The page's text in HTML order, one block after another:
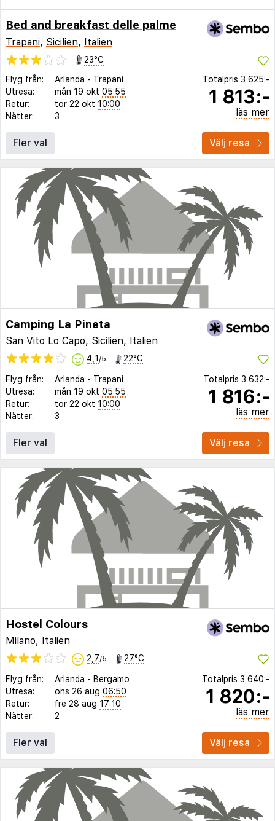
Bed and breakfast delle palme
Trapani, Sicilien, Italien
23°C
Flyg från:
Arlanda - Trapani
Utresa:
mån 19 okt 05:55
Retur:
tor 22 okt 10:00
Nätter:
3
Totalpris 3 625:-
1 813:-
läs mer
Fler val Välj resa
Camping La Pineta
San Vito Lo Capo, Sicilien, Italien
4,1 /5 22°C
Flyg från: Arlanda - Trapani
Utresa:
mån 19 okt 05:55
Retur:
tor 22 okt 10:00
Nätter:
3
Totalpris 3 632:-
1 816:-
läs mer
Fler val Välj resa
Hostel Colours
Milano, Italien
2,7/5 27°C
Flyg från: Arlanda - Bergamo
Utresa:
ons 26 aug 06:50
Retur:
fre 28 aug 17:10
Nätter:
2
Totalpris 3 640:-
1 820:-
läs mer
Fler val Välj resa